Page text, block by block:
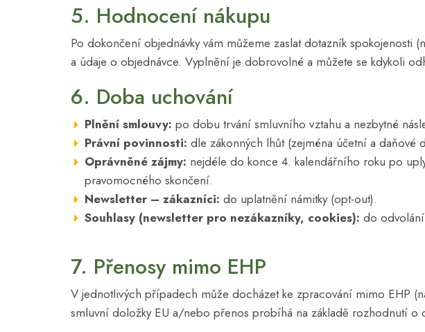
5. Hodnocení nákupu
Po dokončení objednávky vám můžeme zaslat dotazník
a údaje o objednávce. Vyplnění je dobrovolné a můžete se kdykoli
6. Doba uchování
Plnění smlouvy: po dobu trvání smluvního vztahu a nezbytné
Právní povinnosti: dle zákonných lhůt (zejména účetní a daňové
Oprávněné zájmy: nejdéle do konce 4. kalendářního roku po
pravomocného skončení.
Newsletter – zákazníci: do uplatnění námitky (opt-out).
Souhlasy (newsletter pro nezákazníky, cookies): do
7. Přenosy mimo EHP
V jednotlivých případech může docházet ke zpracování mimo EHP
smluvní doložky EU a/nebo přenos probíhá na základě rozhodnutí